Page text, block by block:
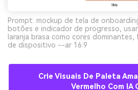
Prompt: mockup de tela de
botões e indicador de progresso,
laranja brasa como cores
de dispositivo --ar 16:9
Crie Visuais De Paleta
Vermelho Com IA